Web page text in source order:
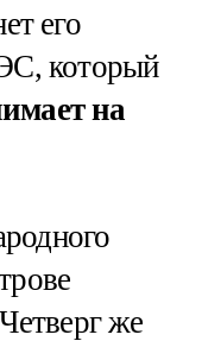
его
который
на
же